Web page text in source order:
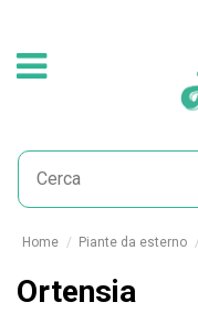
Home Piante da esterno
Ortensia